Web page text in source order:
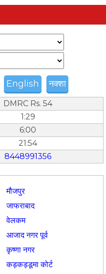
English नक्शा
DMRC Rs. 54
1:29
6:00
21:54
8448991356
मौजपुर
जाफराबाद
वेलकम
आजाद नगर पूर्व
कृष्णा नगर
कड़कड़डूमा कोर्ट